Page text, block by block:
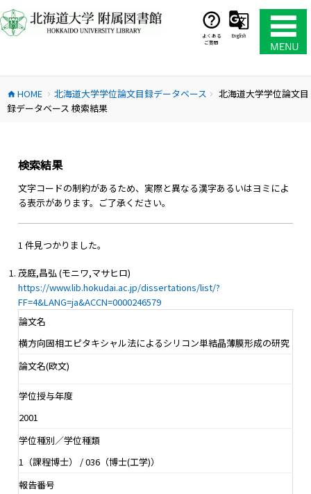
ン
テ
ス
キ
よくある
ご質問
English
home HOME chevron_right 北海道大学学位論文目録データベース chevron_right
北海道大学学位論文目
録データベース 検索結果
検索結果
文字コードの制約があるため、実際と異なる漢字あるいはヨミによ
る表示があります。ご了承ください。
1 件見つかりました。
茂庭,昌弘 (モニワ,マサヒロ)
https://www.lib.hokudai.ac.jp/dissertations/list/?
FF=4&LANG=ja&ACCN=0000246579
論文名
横方向固相エピタキシャル法によるシリコン単結晶薄膜形成の研究
論文名(欧文)
学位授与年度
2001
学位種別／学位種類
1（課程博士） / 036（博士(工学)）
報告番号